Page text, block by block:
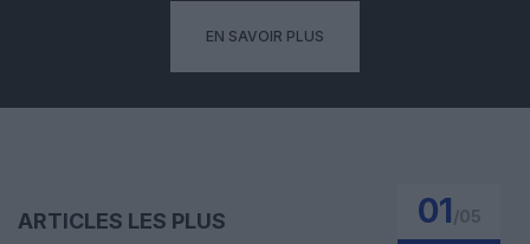
EN SAVOIR PLUS
ARTICLES LES PLUS
01